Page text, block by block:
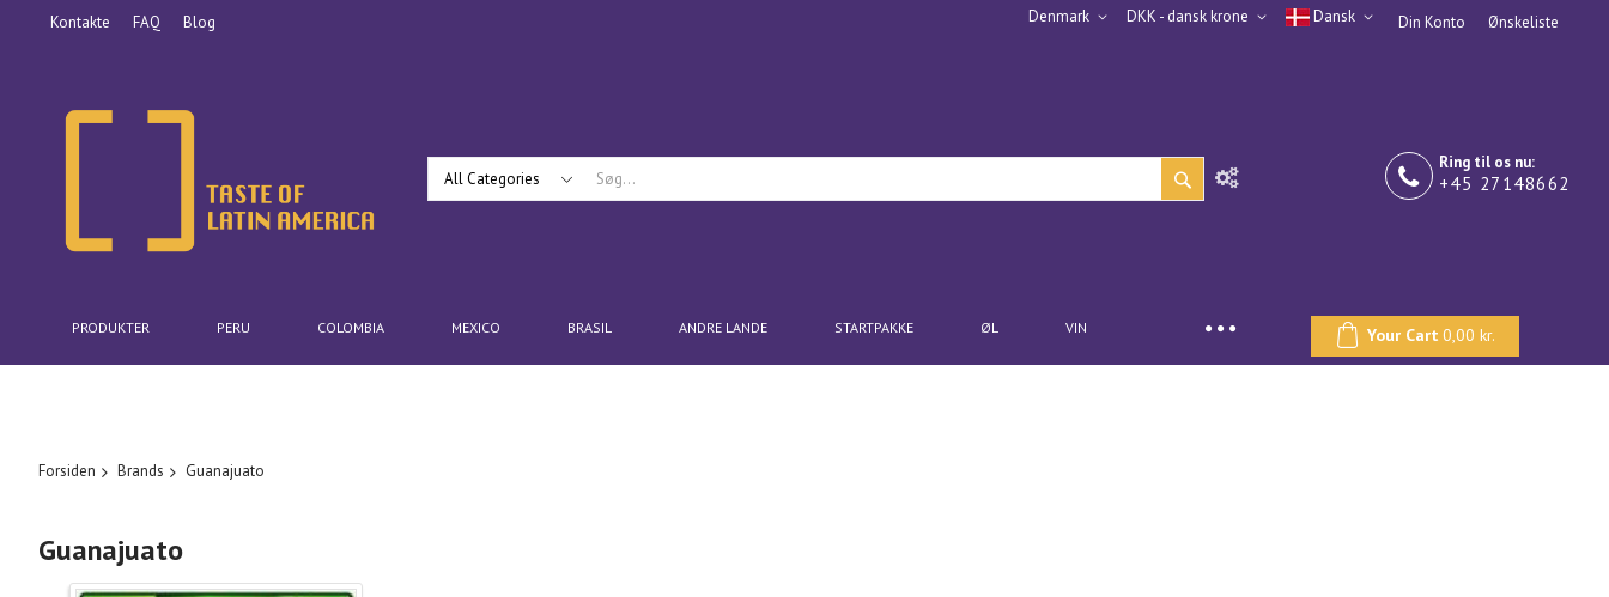
Kontakte FAQ Blog Ønskeliste
Din Konto
Dansk
DKK - dansk krone
Denmark
All Categories
Ring til os nu:
+45 27148662
PRODUKTER PERU COLOMBIA MEXICO BRASIL ANDRE LANDE STARTPAKKE ØL VIN Your Cart 0,00 kr.
Forsiden Brands Guanajuato
Guanajuato